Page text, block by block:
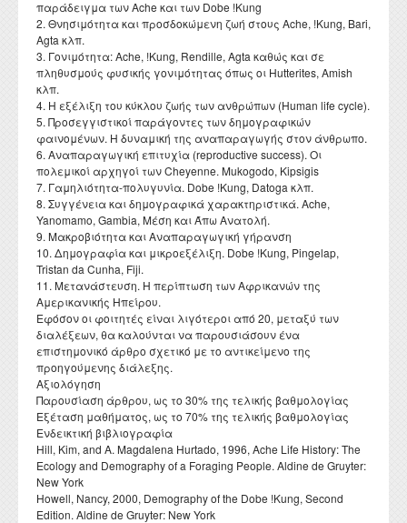
Διατελέσαντες Πρόεδροι
Ομότιμοι Καθηγητές
Διατελέσαντα μέλη ΔΕΠ
Επίτιμοι Καθηγητές
Επίτιμοι Διδάκτορες
Οδηγός σπουδών προπτυχιακού προγράμματος
Διάρκεια φοίτησης
Κατατακτήριες εξετάσεις
Τοπική Ιστορία, Πολιτισμός και Προστασία της
Αρχιτεκτονικής Κληρονομιάς: Διεπιστημονικές
Προσεγγίσεις και Ψηφιακές Εφαρμογές
Πολιτισμικές Σπουδές: Νέος Ελληνισμός και Βαλκάνια
Ωρολόγιο Πρόγραμμα
Πρόγραμμα Εξεταστικής
Σύμβουλος σπουδών
ΔΟΑΤΑΠ
Εργαστήριο Νεότερης και Σύγχρονης Ιστορίας
Εργαστήριο Βυζαντινών και Μεταβυζαντινών Ερευνών
Εργαστήριο Τεχνολογίας, Έρευνας και Εφαρμογών στην
Εκπαίδευση
Υγειονομική περίθαλψη
Δομή Συμβουλευτικής και Προσβασιμότητας
Σύλλογος αποφοίτων
Συνέδρια - Ημερίδες Τμήματος
Δραστηριότητες Τμήματος
Απολογισμοί πεπραγμένων του Τμήματος
Έντυπα
Κανονισμός Προπτυχιακού Προγράμματος Σπουδών
Κανονισμός ακαδημαϊκού συμβούλου σπουδών
Κανονισμός Προπτυχιακών Διπλωματικών Εργασιών
Κανονισμός Διδακτορικών Σπουδών
Κανονισμός Εκπόνησης Μεταδιδακτορικής Έρευνας
Κανονισμός Βιβλιοθήκης
Ο θεσμός του "Ακροατή Πανεπιστημιακών Μαθημάτων"
Επικοινωνία
παράδειγμα των Ache και των Dobe !Kung
2. Θνησιμότητα και προσδοκώμενη ζωή στους Ache, !Kung, Bari,
Agta κλπ.
3. Γονιμότητα: Ache, !Kung, Rendille, Agta καθώς και σε
πληθυσμούς φυσικής γονιμότητας όπως οι Hutterites, Amish
κλπ.
4. Η εξέλιξη του κύκλου ζωής των ανθρώπων (Human life cycle).
5. Προσεγγιστικοί παράγοντες των δημογραφικών
φαινομένων. Η δυναμική της αναπαραγωγής στον άνθρωπο.
6. Αναπαραγωγική επιτυχία (reproductive success). Οι
πολεμικοί αρχηγοί των Cheyenne. Mukogodo, Kipsigis
7. Γαμηλιότητα-πολυγυνία. Dobe !Kung, Datoga κλπ.
8. Συγγένεια και δημογραφικά χαρακτηριστικά. Ache,
Yanomamo, Gambia, Μέση και Άπω Ανατολή.
9. Μακροβιότητα και Αναπαραγωγική γήρανση
10. Δημογραφία και μικροεξέλιξη. Dobe !Kung, Pingelap,
Tristan da Cunha, Fiji.
11. Μετανάστευση. Η περίπτωση των Αφρικανών της
Αμερικανικής Ηπείρου.
Εφόσον οι φοιτητές είναι λιγότεροι από 20, μεταξύ των
διαλέξεων, θα καλούνται να παρουσιάσουν ένα
επιστημονικό άρθρο σχετικό με το αντικείμενο της
προηγούμενης διάλεξης.
Αξιολόγηση
Παρουσίαση άρθρου, ως το 30% της τελικής βαθμολογίας
Εξέταση μαθήματος, ως το 70% της τελικής βαθμολογίας
Ενδεικτική βιβλιογραφία
Hill, Kim, and A. Magdalena Hurtado, 1996, Ache Life History: The
Ecology and Demography of a Foraging People. Aldine de Gruyter:
New York
Howell, Nancy, 2000, Demography of the Dobe !Kung, Second
Edition. Aldine de Gruyter: New York